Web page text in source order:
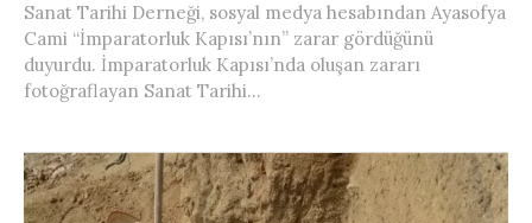
Sanat Tarihi Derneği, sosyal medya hesabından Ayasofya
Cami “İmparatorluk Kapısı’nın” zarar gördüğünü
duyurdu. İmparatorluk Kapısı’nda oluşan zararı
fotoğraflayan Sanat Tarihi...